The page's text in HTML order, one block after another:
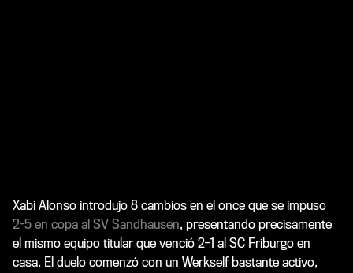
Xabi Alonso introdujo 8 cambios en el once que se impuso
2-5 en copa al SV Sandhausen, presentando precisamente
el mismo equipo titular que venció 2-1 al SC Friburgo en
casa. El duelo comenzó con un Werkself bastante activo,